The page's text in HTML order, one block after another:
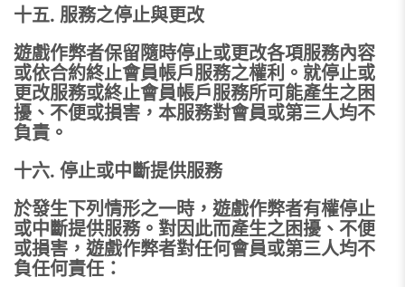
十五. 服務之停止與更改
遊戲作弊者保留隨時停止或更改各項服務內容
或依合約終止會員帳戶服務之權利。就停止或
更改服務或終止會員帳戶服務所可能產生之困
擾、不便或損害，本服務對會員或第三人均不
負責。
十六. 停止或中斷提供服務
於發生下列情形之一時，遊戲作弊者有權停止
或中斷提供服務。對因此而產生之困擾、不便
或損害，遊戲作弊者對任何會員或第三人均不
負任何責任：